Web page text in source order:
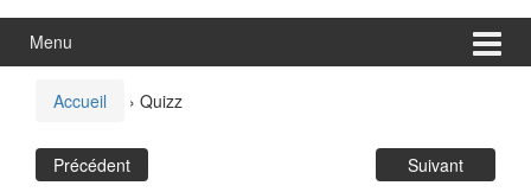
Menu
Accueil › Quizz
Précédent Suivant